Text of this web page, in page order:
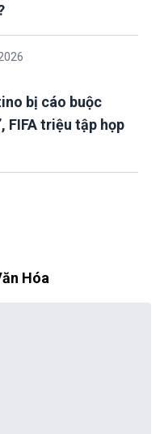
bị cáo buộc
FIFA triệu tập họp
Hóa